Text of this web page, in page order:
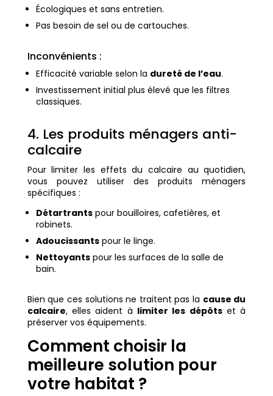
Écologiques et sans entretien.
Pas besoin de sel ou de cartouches.
Inconvénients :
Efficacité variable selon la dureté de l’eau.
Investissement initial plus élevé que les filtres
classiques.
4. Les produits ménagers anti-
calcaire
Pour limiter les effets du calcaire au quotidien,
vous pouvez utiliser des produits ménagers
spécifiques :
Détartrantspour bouilloires, cafetières, et
robinets.
Adoucissantspour le linge.
Nettoyantspour les surfaces de la salle de
bain.
Bien que ces solutions ne traitent pas la cause du
calcaire, elles aident à limiter les dépôtset à
préserver vos équipements.
Comment choisir la
meilleure solution pour
votre habitat ?